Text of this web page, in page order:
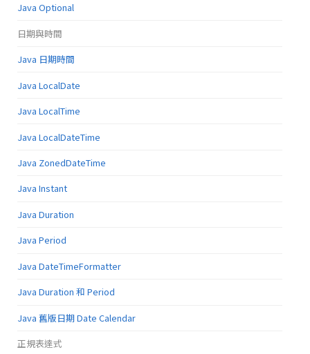
Java Optional
日期與時間
Java 日期時間
Java LocalDate
Java LocalTime
Java LocalDateTime
Java ZonedDateTime
Java Instant
Java Duration
Java Period
Java DateTimeFormatter
Java Duration 和 Period
Java 舊版日期 Date Calendar
正規表達式